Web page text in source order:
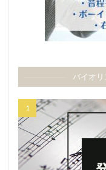
バイオ